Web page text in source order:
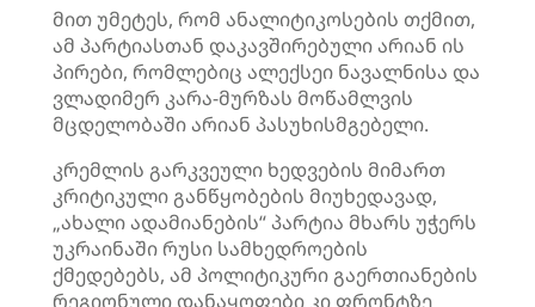
მით უმეტეს, რომ ანალიტიკოსების თქმით,
ამ პარტიასთან დაკავშირებული არიან ის
პირები, რომლებიც ალექსეი ნავალნისა და
ვლადიმერ კარა-მურზას მოწამლვის
მცდელობაში არიან პასუხისმგებელი.
კრემლის გარკვეული ხედვების მიმართ
კრიტიკული განწყობების მიუხედავად,
„ახალი ადამიანების“ პარტია მხარს უჭერს
უკრაინაში რუსი სამხედროების
ქმედებებს, ამ პოლიტიკური გაერთიანების
რეგიონული დანაყოფები კი ფრონტზე